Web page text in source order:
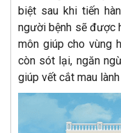
biệt sau khi tiến
người bệnh sẽ được
môn giúp cho vùng
còn sót lại, ngăn
giúp vết cắt mau lành